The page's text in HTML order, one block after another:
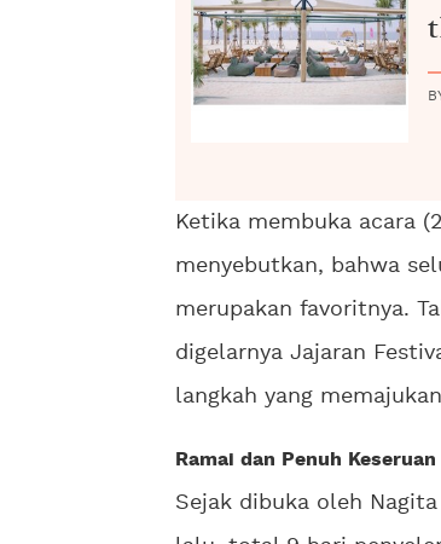
Ketika membuka acara
menyebutkan, bahwa
merupakan favoritnya.
digelarnya Jajaran
langkah yang
Ramai dan Penuh Keseruan
Sejak dibuka oleh